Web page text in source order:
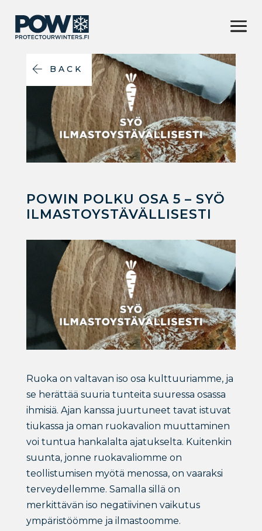
BACK
POWIN POLKU OSA 5 – SYÖ
ILMASTOYSTÄVÄLLISESTI
Ruoka on valtavan iso osa kulttuuriamme, ja
se herättää suuria tunteita suuressa osassa
ihmisiä. Ajan kanssa juurtuneet tavat istuvat
tiukassa ja oman ruokavalion muuttaminen
voi tuntua hankalalta ajatukselta. Kuitenkin
suunta, jonne ruokavaliomme on
teollistumisen myötä menossa, on vaaraksi
terveydellemme. Samalla sillä on
merkittävän iso negatiivinen vaikutus
ympäristöömme ja ilmastoomme.